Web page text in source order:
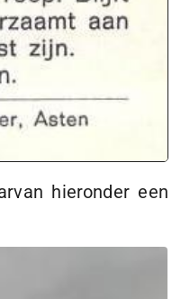
hieronder een